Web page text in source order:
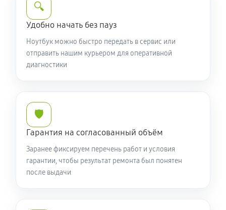
Установка драйверов ноутбука Acer P2 TMP214-53-
509T (NX.VPKER.00C)
650 руб 120 минут
Ремонт цепей питания
2250 руб 60 минут
Замена видеокарты ноутбука Acer P2 TMP214-53-
509T (NX.VPKER.00C)
🔍
Удобно начать без пауз
Ноутбук можно быстро передать в сервис или
отправить нашим курьером для оперативной
диагностики
🛡️
Гарантия на согласованный объём
Заранее фиксируем перечень работ и условия
гарантии, чтобы результат ремонта был понятен
после выдачи